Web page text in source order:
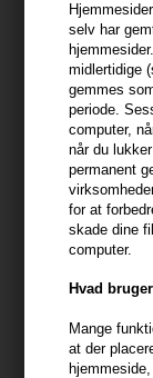
selv har
midlertidige
gemmes
periode.
computer,
når du
permanent
for at
skade dine
computer.
Hvad
Mange
at der
Beskrivelse
Four Reasons
Opdag den
Mist, perfekt til at
af glans og
Egenskaber
Four Reasons
hjælper med at
skadelige
tilfører